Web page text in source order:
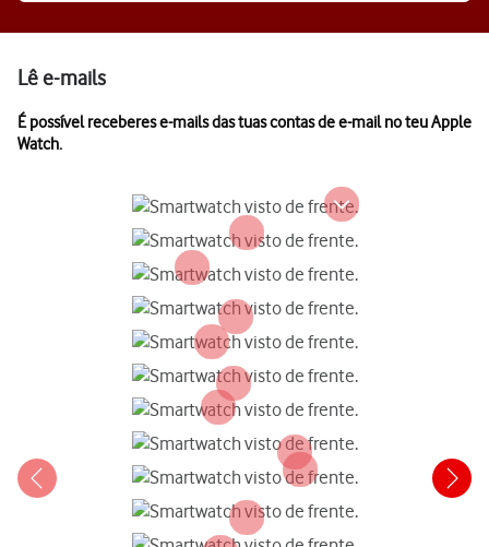
Lê e-mails
É possível receberes e-mails das tuas contas de e-mail no teu Apple
Watch.